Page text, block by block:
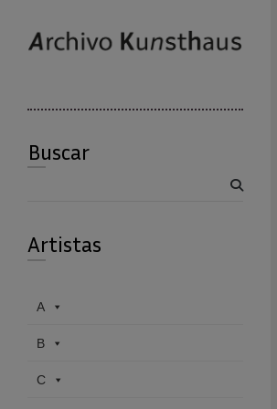
Buscar
Artistas
A
B
C